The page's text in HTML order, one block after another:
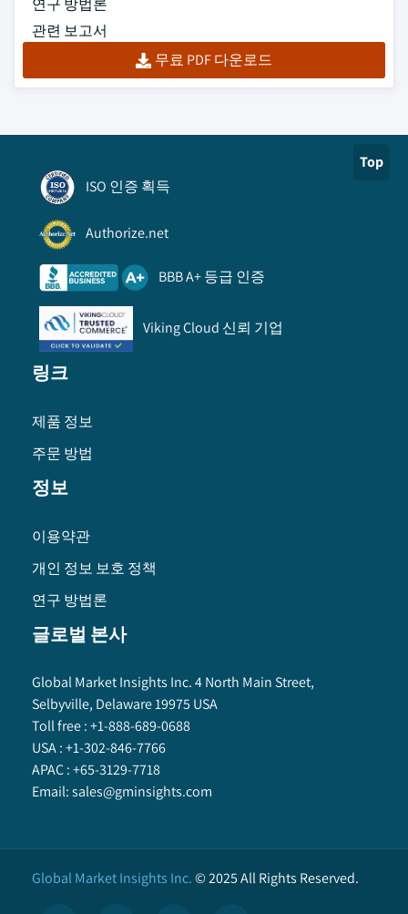
연구 방법론
관련 보고서
무료 PDF 다운로드
Top
ISO 인증 획득
Authorize.net
BBB A+ 등급 인증
Viking Cloud 신뢰 기업
링크
제품 정보
주문 방법
정보
이용약관
개인 정보 보호 정책
연구 방법론
글로벌 본사
Global Market Insights Inc. 4 North Main Street,
Selbyville, Delaware 19975 USA
Toll free :+1-888-689-0688
USA :+1-302-846-7766
APAC :+65-3129-7718
Email:sales@gminsights.com
Global Market Insights Inc.©2025All Rights Reserved.